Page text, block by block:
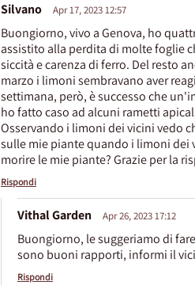
Silvano Apr 17, 2023 12:57
Buongiorno, vivo a Genova, ho
assistito alla perdita di molte foglie
siccità e carenza di ferro. Del resto
marzo i limoni sembravano aver
settimana, però, è successo che
ho fatto caso ad alcuni rametti
Osservando i limoni dei vicini vedo
sulle mie piante quando i limoni dei
morire le mie piante? Grazie per la
Rispondi
Vithal Garden Apr 26, 2023 17:12
Buongiorno, le suggeriamo di
sono buoni rapporti, informi il
Rispondi